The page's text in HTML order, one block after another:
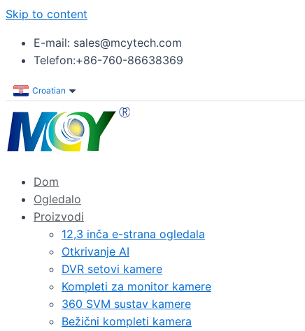
Skip to content
E-mail: sales@mcytech.com
Telefon:+86-760-86638369
Croatian
Dom
Ogledalo
Proizvodi
12,3 inča e-strana ogledala
Otkrivanje AI
DVR setovi kamere
Kompleti za monitor kamere
360 SVM sustav kamere
Bežični kompleti kamera